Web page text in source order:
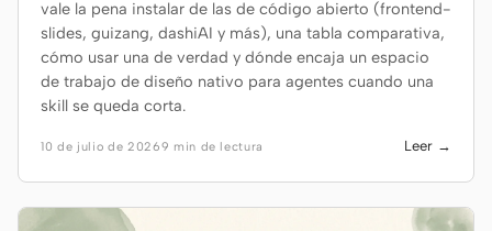
vale la pena instalar de las de código abierto (frontend-
slides, guizang, dashiAI y más), una tabla comparativa,
cómo usar una de verdad y dónde encaja un espacio
de trabajo de diseño nativo para agentes cuando una
skill se queda corta.
10 de julio de 20269 min de lectura Leer →